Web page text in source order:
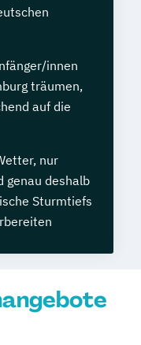
innen
träumen,
auf die
nur
genau deshalb
Sturmtiefs